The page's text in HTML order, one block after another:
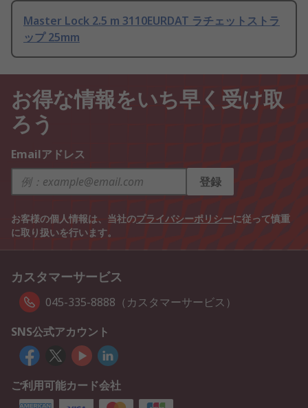
Master Lock 2.5 m 3110EURDAT ラチェットストラ
ップ 25mm
お得な情報をいち早く受け取
ろう
Emailアドレス
登録
お客様の個人情報は、当社のプライバシーポリシーに従って慎重
に取り扱いを行います。
カスタマーサービス
045-335-8888（カスタマーサービス）
SNS公式アカウント
ご利用可能カード会社